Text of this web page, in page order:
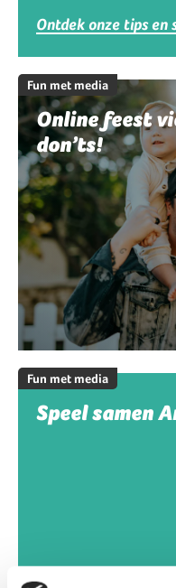
Ontdek onze tips en
Fun met media
Online feest
don’ts!
Fun met media
Speel samen